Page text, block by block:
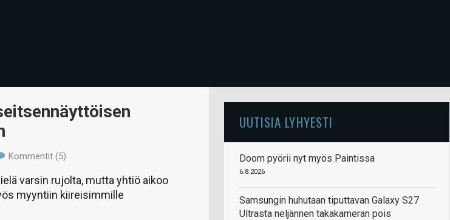
Kommentit (5)
varsin rujolta, mutta yhtiö aikoo
myyntiin kiireisimmille
UUTISIA LYHYESTI
Doom pyörii nyt myös Paintissa
6.8.2026
Samsungin huhutaan tiputtavan Galaxy S27
Ultrasta neljännen takakameran pois